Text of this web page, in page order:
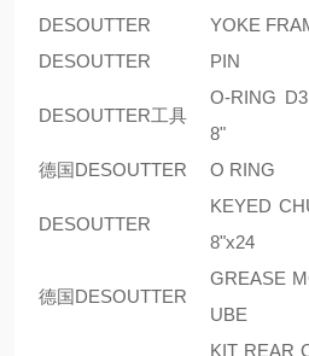
DESOUTTER
YOKE
DESOUTTER
PIN
DESOUTTER工具
O-RING
8"
德国DESOUTTER
O RING
DESOUTTER
KEYED
8"x24
德国DESOUTTER
GREASE
UBE
KIT REAR